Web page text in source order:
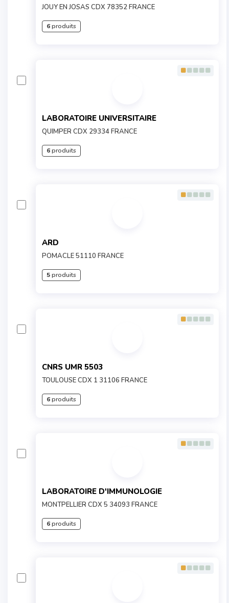
JOUY EN JOSAS CDX 78352 FRANCE
6produits
LABORATOIRE UNIVERSITAIRE
QUIMPER CDX 29334 FRANCE
6produits
ARD
POMACLE 51110 FRANCE
5produits
CNRS UMR 5503
TOULOUSE CDX 1 31106 FRANCE
6produits
LABORATOIRE D'IMMUNOLOGIE
MONTPELLIER CDX 5 34093 FRANCE
6produits